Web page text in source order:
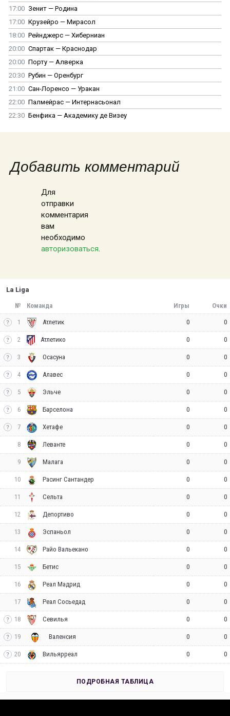
17:00 Зенит — Родина
17:00 Крузейро — Мирасол
18:00 Рейнджерс — Хиберниан
20:00 Спартак — Краснодар
20:00 Порту — Алверка
20:30 Рубин — Оренбург
21:00 Сан-Лоренсо — Уракан
22:00 Палмейрас — Интернасьонал
22:30 Бенфика — Академику де Визеу
Добавить комментарий
Для
отправки
комментария
вам
необходимо
авторизоваться.
La Liga
№ Команда Игры Очки
1 Атлетик 0 0
2 Атлетико 0 0
3 Осасуна 0 0
4 Алавес 0 0
5 Эльче 0 0
6 Барселона 0 0
7 Хетафе 0 0
8 Леванте 0 0
9 Малага 0 0
10 Расинг Сантандер 0 0
11 Сельта 0 0
12 Депортиво 0 0
13 Эспаньол 0 0
14 Райо Вальекано 0 0
15 Бетис 0 0
16 Реал Мадрид 0 0
17 Реал Сосьедад 0 0
18 Севилья 0 0
19 Валенсия 0 0
20 Вильярреал 0 0
ПОДРОБНАЯ ТАБЛИЦА